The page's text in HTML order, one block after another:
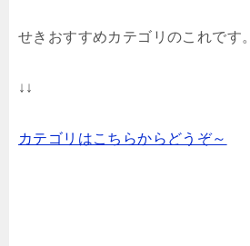
せきおすすめカテゴリのこれです。
↓↓
カテゴリはこちらからどうぞ～